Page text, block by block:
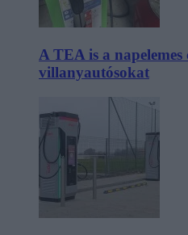
A TEA is a napelemes
villanyautósokat